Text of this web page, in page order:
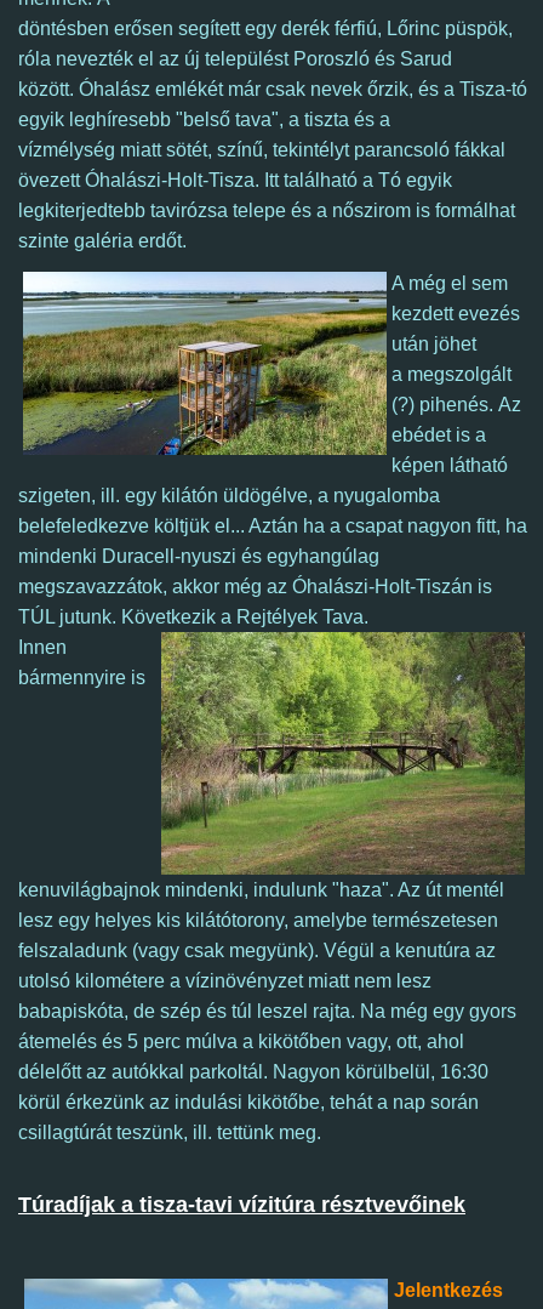
döntésben erősen segített egy derék férfiú, Lőrinc püspök,
róla nevezték el az új települést Poroszló és Sarud
között. Óhalász emlékét már csak nevek őrzik, és a Tisza-tó
egyik leghíresebb "belső tava", a tiszta és a
vízmélység miatt sötét, színű, tekintélyt parancsoló fákkal
övezett Óhalászi-Holt-Tisza. Itt található a Tó egyik
legkiterjedtebb tavirózsa telepe és a nőszirom is formálhat
szinte galéria erdőt.
A még el sem
kezdett evezés
után jöhet
a megszolgált
(?) pihenés. Az
ebédet is a
képen látható
szigeten, ill. egy kilátón üldögélve, a nyugalomba
belefeledkezve költjük el... Aztán ha a csapat nagyon fitt, ha
mindenki Duracell-nyuszi és egyhangúlag
megszavazzátok, akkor még az Óhalászi-Holt-Tiszán is
TÚL jutunk. Következik a Rejtélyek Tava.
Innen
bármennyire is
kenuvilágbajnok mindenki, indulunk "haza". Az út mentél
lesz egy helyes kis kilátótorony, amelybe természetesen
felszaladunk (vagy csak megyünk). Végül a kenutúra az
utolsó kilométere a vízinövényzet miatt nem lesz
babapiskóta, de szép és túl leszel rajta. Na még egy gyors
átemelés és 5 perc múlva a kikötőben vagy, ott, ahol
délelőtt az autókkal parkoltál. Nagyon körülbelül, 16:30
körül érkezünk az indulási kikötőbe, tehát a nap során
csillagtúrát teszünk, ill. tettünk meg.
Túradíjak a tisza-tavi vízitúra résztvevőinek
Jelentkezés